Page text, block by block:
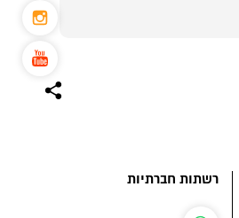
רשתות חברתיות